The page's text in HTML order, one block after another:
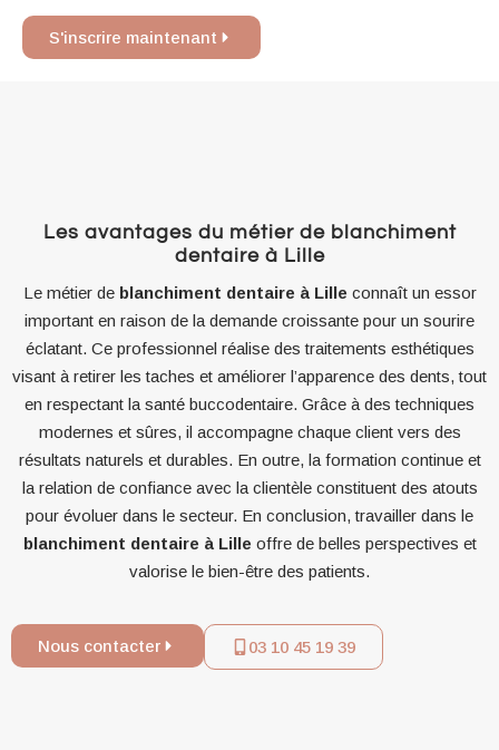
S'inscrire maintenant
Les avantages du métier de blanchiment
dentaire à Lille
Le métier de blanchiment dentaire à Lille connaît un essor
important en raison de la demande croissante pour un sourire
éclatant. Ce professionnel réalise des traitements esthétiques
visant à retirer les taches et améliorer l’apparence des dents, tout
en respectant la santé buccodentaire. Grâce à des techniques
modernes et sûres, il accompagne chaque client vers des
résultats naturels et durables. En outre, la formation continue et
la relation de confiance avec la clientèle constituent des atouts
pour évoluer dans le secteur. En conclusion, travailler dans le
blanchiment dentaire à Lille offre de belles perspectives et
valorise le bien-être des patients.
Nous contacter 03 10 45 19 39